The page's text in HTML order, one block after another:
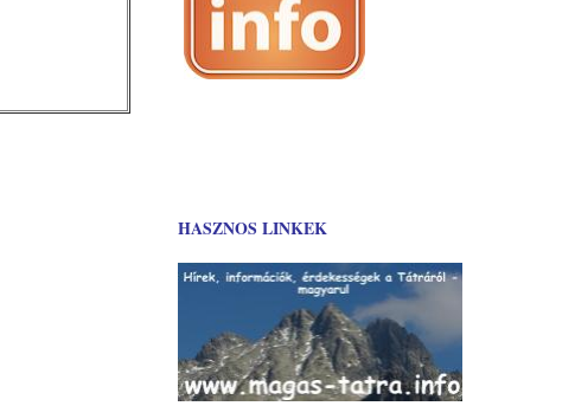
HASZNOS LINKEK